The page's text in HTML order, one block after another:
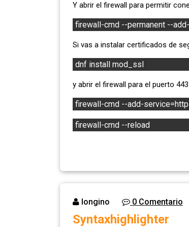
Y abrir el firewall para permitir
firewall-cmd --permanent --
Si vas a instalar certificados de
dnf install mod_ssl
y abrir el firewall para el puerto 443
firewall-cmd --add-
firewall-cmd --reload
longino 0 Comentario
Syntaxhighlighter